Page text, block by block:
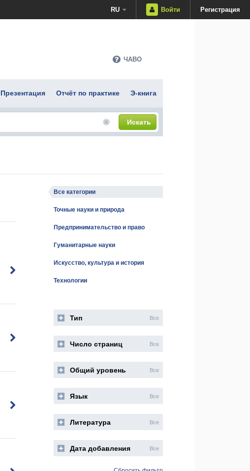
RU Войти Регистрация
ЧАВО
Презентация Отчёт по практике Э-книга
Искать
Все категории
Точные науки и природа
Предпринимательство и право
Гуманитарные науки
Искусство, культура и история
Технологии
Тип Все
Число страниц Все
Общий уровень Все
Язык Все
Литература Все
Дата добавления Все